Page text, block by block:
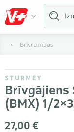
Brīvrumbas
STURMEY
Brīvgājiens
(BMX) 1/
27,00 €